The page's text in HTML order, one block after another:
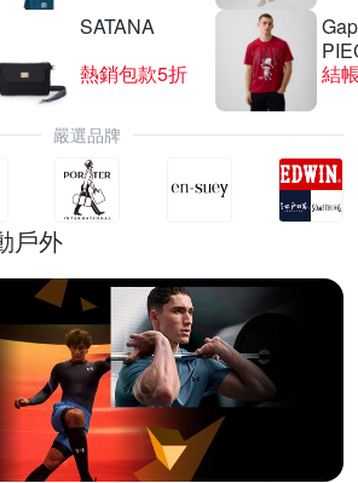
SATANA
熱銷包款5折
結
嚴選品牌
戶外